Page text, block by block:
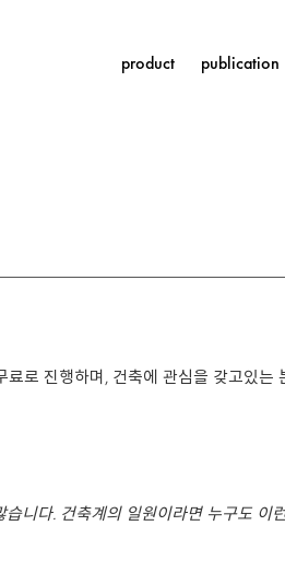
product publication
로 진행하며, 건축에 관심을 갖고있는
니다. 건축계의 일원이라면 누구도 이